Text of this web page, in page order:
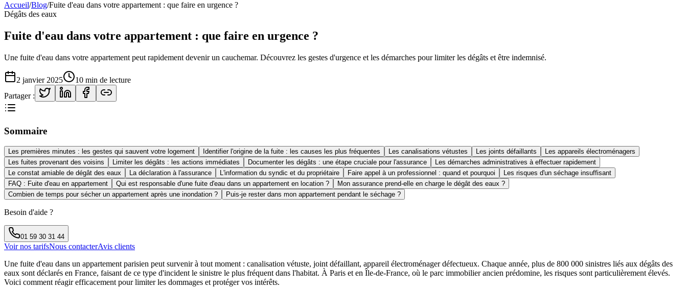
Accueil/Blog/Fuite d'eau dans votre appartement : que faire en urgence ?
Dégâts des eaux
Fuite d'eau dans votre appartement : que faire en urgence ?
Une fuite d'eau dans votre appartement peut rapidement devenir un cauchemar. Découvrez les gestes d'urgence et les démarches pour limiter les dégâts et être indemnisé.
2 janvier 2025 10 min de lecture
Partager :
Sommaire
Les premières minutes : les gestes qui sauvent votre logement Identifier l'origine de la fuite : les causes les plus fréquentes Les canalisations vétustes Les joints défaillants
Les appareils électroménagers
Les fuites provenant des voisins
Limiter les dégâts : les actions immédiates Documenter les dégâts : une étape cruciale pour l'assurance
Les démarches administratives à effectuer rapidement
Le constat amiable de dégât des eaux
La déclaration à l'assurance L'information du syndic et du propriétaire Faire appel à un professionnel : quand et pourquoi
Les risques d'un séchage insuffisant
FAQ : Fuite d'eau en appartement
Qui est responsable d'une fuite d'eau dans un appartement en location ?
Mon assurance prend-elle en charge le dégât des eaux ?
Combien de temps pour sécher un appartement après une inondation ?
Puis-je rester dans mon appartement pendant le séchage ?
Besoin d'aide ?
01 59 30 31 44
Voir nos tarifsNous contacterAvis clients
Une fuite d'eau dans un appartement parisien peut survenir à tout moment : canalisation vétuste, joint défaillant, appareil électroménager défectueux. Chaque année, plus de 800 000 sinistres liés aux dégâts des
eaux sont déclarés en France, faisant de ce type d'incident le sinistre le plus fréquent dans l'habitat. À Paris et en Île-de-France, où le parc immobilier ancien prédomine, les risques sont particulièrement élevés.
Voici comment réagir efficacement pour limiter les dommages et protéger vos intérêts.